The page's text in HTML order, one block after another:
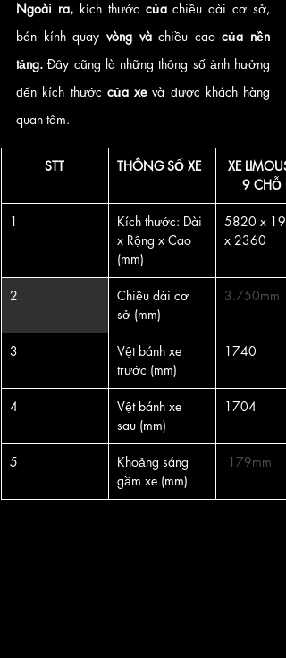
Ngoài ra, kích thước của chiều dài cơ sở,
bán kính quay vòng và chiều cao của nền
tảng. Đây cũng là những thông số ảnh hưởng
đến kích thước của xe và được khách hàng
quan tâm.
STT THÔNG SỐ XE
XE
9
​1
Kích thước: Dài
x Rộng x Cao
(mm)
5820 x
x 2360
2
Chiều dài cơ
sở (mm)
3.750mm
3
Vệt bánh xe
trước (mm)
​1740
4
​Vệt bánh xe
sau (mm)
​1704
5
Khoảng sáng
gầm xe (mm)
179mm